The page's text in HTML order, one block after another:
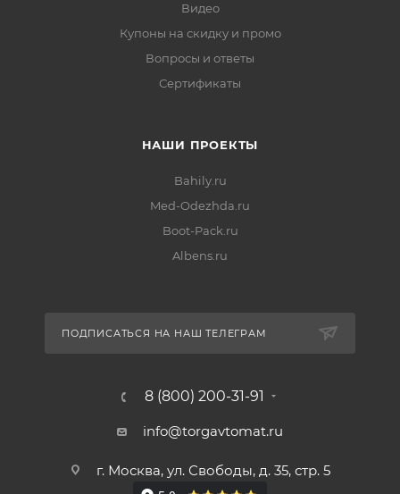
Видео
Купоны на скидку и промо
Вопросы и ответы
Сертификаты
НАШИ ПРОЕКТЫ
Bahily.ru
Med-Odezhda.ru
Boot-Pack.ru
Albens.ru
ПОДПИСАТЬСЯ НА НАШ ТЕЛЕГРАМ
8 (800) 200-31-91
info@torgavtomat.ru
г. Москва, ул. Свободы, д. 35, стр. 5